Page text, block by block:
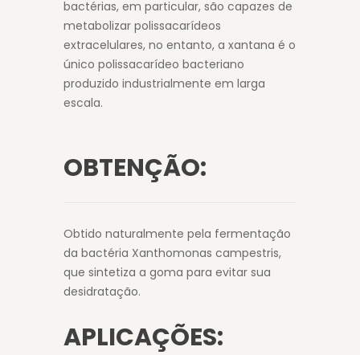
bactérias, em particular, são capazes de
metabolizar polissacarídeos
extracelulares, no entanto, a xantana é o
único polissacarídeo bacteriano
produzido industrialmente em larga
escala.
OBTENÇÃO:
Obtido naturalmente pela fermentação
da bactéria Xanthomonas campestris,
que sintetiza a goma para evitar sua
desidratação.
APLICAÇÕES: